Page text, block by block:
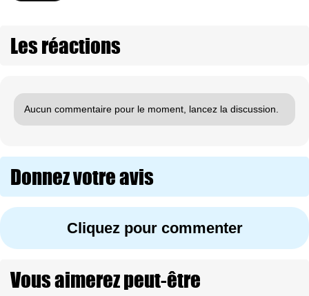
Les réactions
Aucun commentaire pour le moment, lancez la discussion.
Donnez votre avis
Cliquez pour commenter
Vous aimerez peut-être